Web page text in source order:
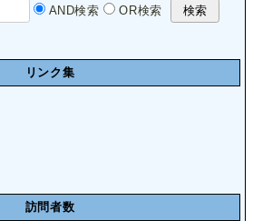
AND検索 OR検索
リンク集
訪問者数